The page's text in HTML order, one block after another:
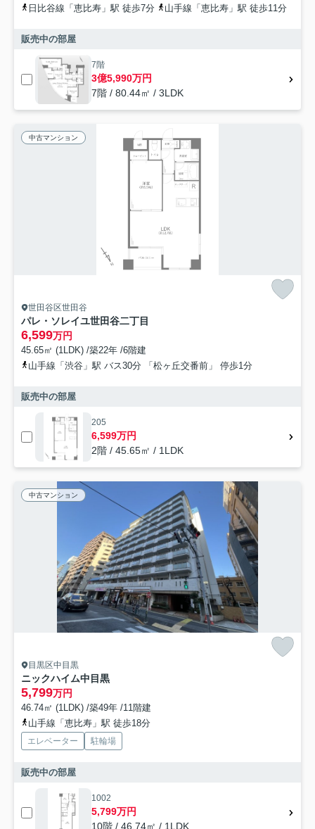
日比谷線「恵比寿」駅 徒歩7分
山手線「恵比寿」駅 徒歩11分
販売中の部屋
7階
3億5,990万円
7階 / 80.44㎡ / 3LDK
中古マンション
世田谷区世田谷
パレ・ソレイユ世田谷二丁目
6,599万円
45.65㎡ (1LDK) /築22年 /6階建
山手線「渋谷」駅 バス30分 「松ヶ丘交番前」 停歩1分
販売中の部屋
205
6,599万円
2階 / 45.65㎡ / 1LDK
中古マンション
目黒区中目黒
ニックハイム中目黒
5,799万円
46.74㎡ (1LDK) /築49年 /11階建
山手線「恵比寿」駅 徒歩18分
エレベーター 駐輪場
販売中の部屋
1002
5,799万円
10階 / 46.74㎡ / 1LDK